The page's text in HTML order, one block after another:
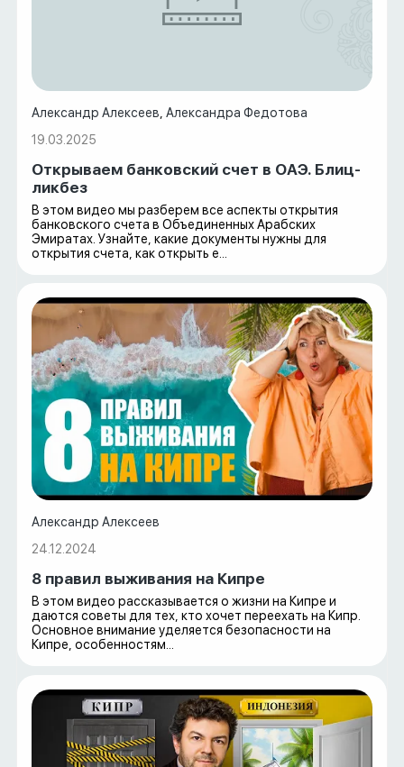
Александр Алексеев Александра Федотова
19.03.2025
Открываем банковский счет в ОАЭ. Блиц-
ликбез
В этом видео мы разберем все аспекты открытия
банковского счета в Объединенных Арабских
Эмиратах. Узнайте, какие документы нужны для
открытия счета, как открыть е...
Александр Алексеев
24.12.2024
8 правил выживания на Кипре
В этом видео рассказывается о жизни на Кипре и
даются советы для тех, кто хочет переехать на Кипр.
Основное внимание уделяется безопасности на
Кипре, особенностям...